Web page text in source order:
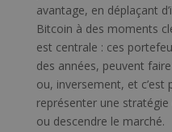
avantage, en déplaçant
Bitcoin à des moments
est centrale : ces
des années, peuvent
ou, inversement, et c’est
représenter une
ou descendre le marché.